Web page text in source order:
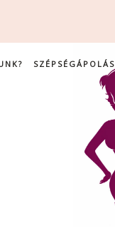
SZÉPSÉGÁPOLÁS